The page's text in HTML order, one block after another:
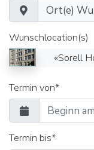
Wunschlocation(s)
«Sorell
Termin von*
Termin bis*